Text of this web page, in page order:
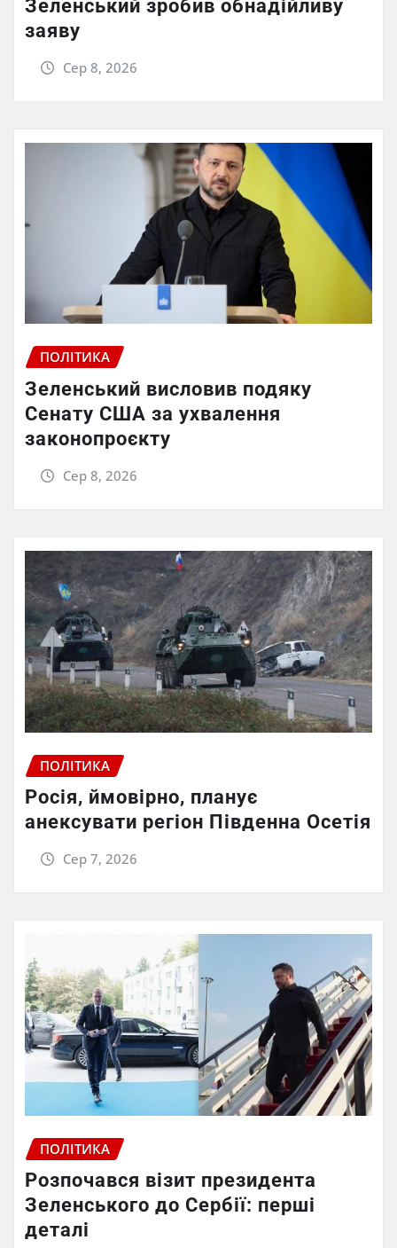
Зеленський зробив обнадійливу
заяву
Сер 8, 2026
ПОЛІТИКА
Зеленський висловив подяку
Сенату США за ухвалення
законопроєкту
Сер 8, 2026
ПОЛІТИКА
Росія, ймовірно, планує
анексувати регіон Південна Осетія
Сер 7, 2026
ПОЛІТИКА
Розпочався візит президента
Зеленського до Сербії: перші
деталі